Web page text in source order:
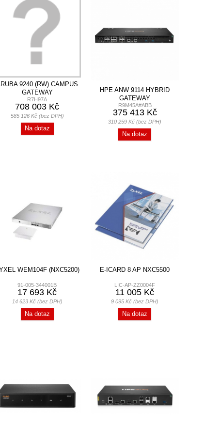
9240 (RW) CAMPUS
GATEWAY
R7H97A
708 003 Kč
585 126 Kč (bez DPH)
Na dotaz
HPE ANW 9114 HYBRID
GATEWAY
R9M45A#ABB
375 413 Kč
310 259 Kč (bez DPH)
Na dotaz
WEM104F (NXC5200)
91-005-344001B
17 693 Kč
14 623 Kč (bez DPH)
Na dotaz
E-ICARD 8 AP NXC5500
LIC-AP-ZZ0004F
11 005 Kč
9 095 Kč (bez DPH)
Na dotaz